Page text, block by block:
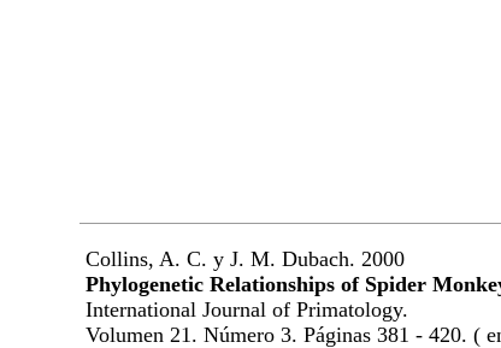
Collins, A. C. y J. M. Dubach. 2000
Phylogenetic Relationships of Spider
International Journal of Primatology.
Volumen 21. Número 3. Páginas 381 - 420. (